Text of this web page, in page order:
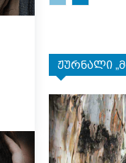
ჟურნალი